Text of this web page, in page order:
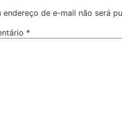
endereço de e-mail não será
*